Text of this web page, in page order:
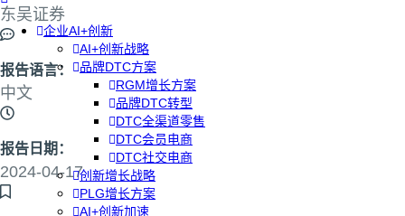
企业AI+创新
AI+创新战略
品牌DTC方案
RGM增长方案
品牌DTC转型
DTC全渠道零售
DTC会员电商
DTC社交电商
创新增长战略
PLG增长方案
AI+创新加速
东吴证券
报告语言：
中文
报告日期：
2024-04-17